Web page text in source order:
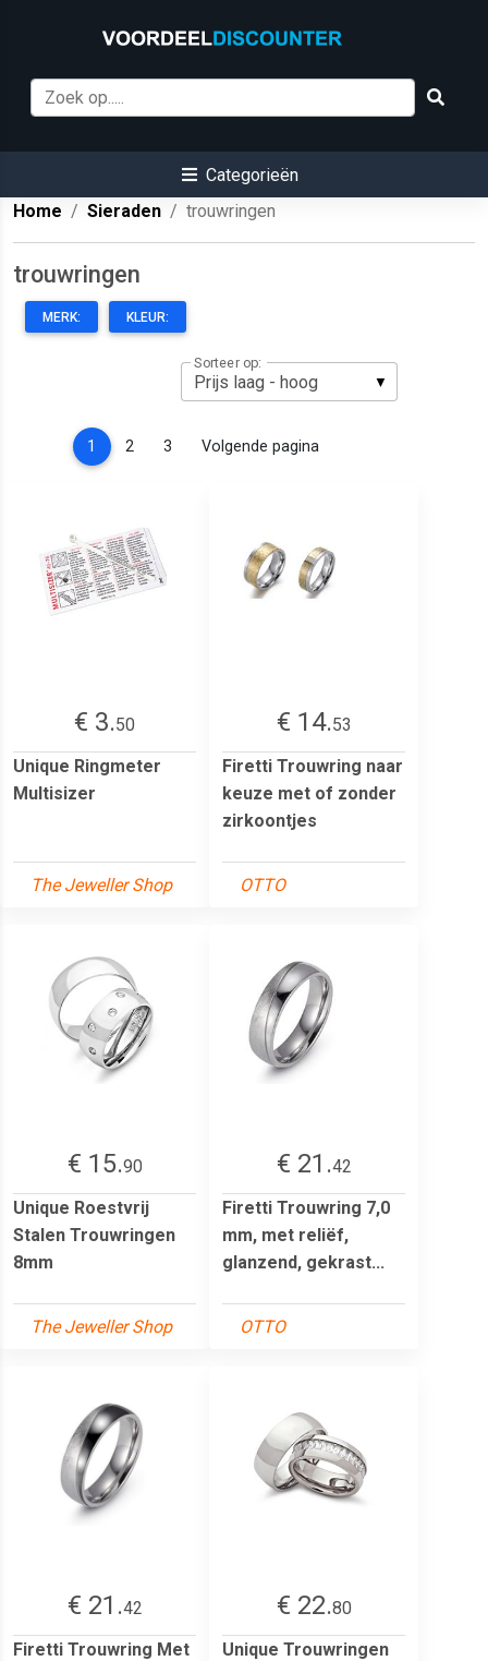
Categorieën
Home
Sieraden trouwringen
trouwringen
MERK: KLEUR:
Sorteer op:
1 (current)
2 3 Volgende pagina
€ 3.50
Unique Ringmeter
Multisizer
The Jeweller Shop
€ 14.53
Firetti Trouwring naar
keuze met of zonder
zirkoontjes
OTTO
€ 15.90
Unique Roestvrij
Stalen Trouwringen
8mm
The Jeweller Shop
€ 21.42
Firetti Trouwring 7,0
mm, met reliëf,
glanzend, gekrast...
OTTO
€ 21.42
Firetti Trouwring Met
€ 22.80
Unique Trouwringen